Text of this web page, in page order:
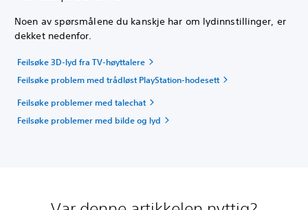
Noen av spørsmålene du kanskje har om lydinnstillinger, er
dekket nedenfor.
Feilsøke 3D-lyd fra TV-høyttalere
Feilsøke problem med trådløst PlayStation-hodesett
Feilsøke problemer med talechat
Feilsøke problemer med bilde og lyd